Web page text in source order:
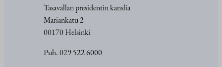
Tasavallan presidentin kanslia
Mariankatu 2
00170 Helsinki
Puh. 029 522 6000